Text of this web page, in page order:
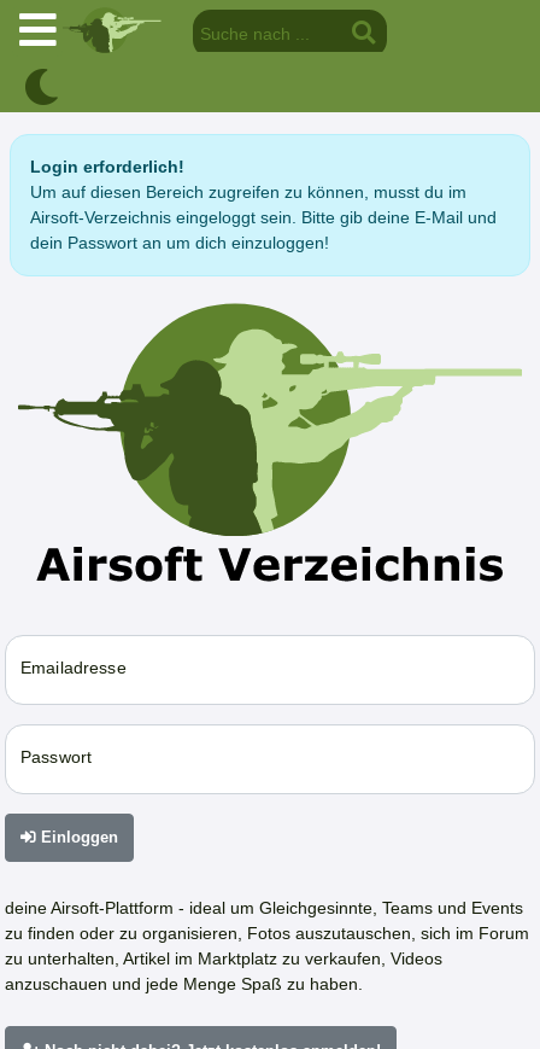
Login erforderlich!
Um auf diesen Bereich zugreifen zu können, musst du im
Airsoft-Verzeichnis eingeloggt sein. Bitte gib deine E-Mail und
dein Passwort an um dich einzuloggen!
Emailadresse
Passwort
Einloggen
deine Airsoft-Plattform - ideal um Gleichgesinnte, Teams und Events
zu finden oder zu organisieren, Fotos auszutauschen, sich im Forum
zu unterhalten, Artikel im Marktplatz zu verkaufen, Videos
anzuschauen und jede Menge Spaß zu haben.